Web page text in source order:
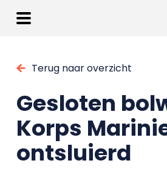
Terug naar overzicht
Gesloten
Korps
ontsluierd